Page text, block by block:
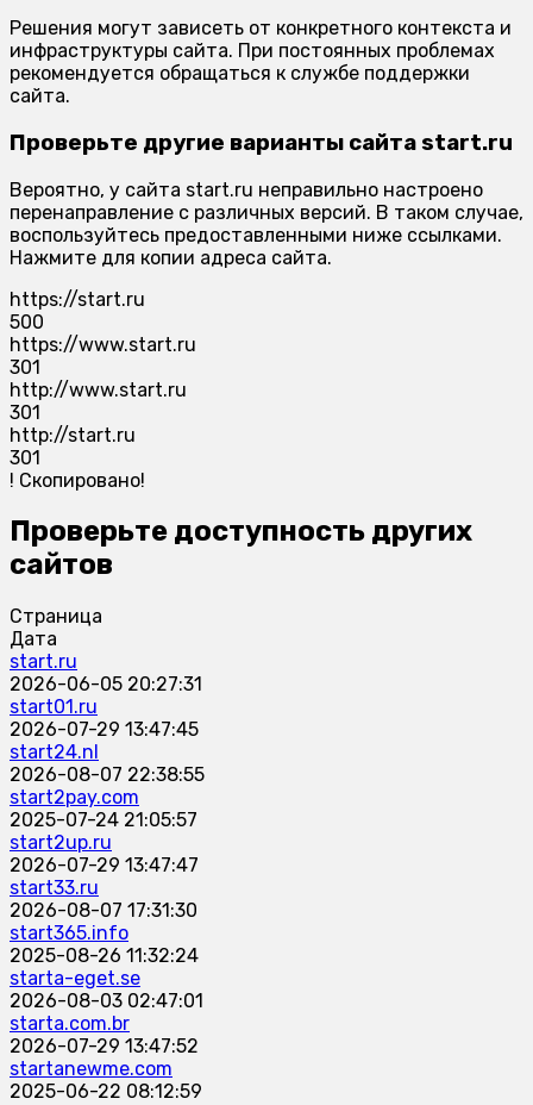
Решения могут зависеть от конкретного контекста и
инфраструктуры сайта. При постоянных проблемах
рекомендуется обращаться к службе поддержки
сайта.
Проверьте другие варианты сайта start.ru
Вероятно, у сайта start.ru неправильно настроено
перенаправление с различных версий. В таком случае,
воспользуйтесь предоставленными ниже ссылками.
Нажмите для копии адреса сайта.
https://start.ru
500
https://www.start.ru
301
http://www.start.ru
301
http://start.ru
301
! Скопировано!
Проверьте доступность других
сайтов
Страница
Дата
start.ru
2026-06-05 20:27:31
start01.ru
2026-07-29 13:47:45
start24.nl
2026-08-07 22:38:55
start2pay.com
2025-07-24 21:05:57
start2up.ru
2026-07-29 13:47:47
start33.ru
2026-08-07 17:31:30
start365.info
2025-08-26 11:32:24
starta-eget.se
2026-08-03 02:47:01
starta.com.br
2026-07-29 13:47:52
startanewme.com
2025-06-22 08:12:59